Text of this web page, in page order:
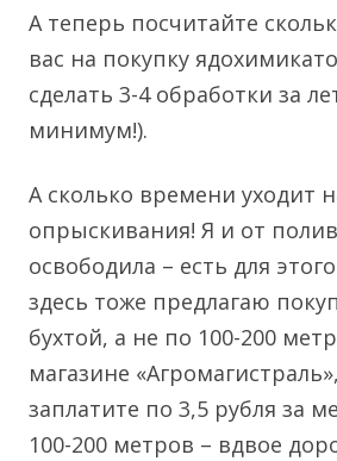
А теперь посчитайте
вас на покупку
сделать 3-4 обработки за
минимум!).
А сколько времени уходит
опрыскивания! Я и от
освободила – есть для
здесь тоже предлагаю
бухтой, а не по 100-200
магазине
заплатите по 3,5 рубля за
100-200 метров – вдвое